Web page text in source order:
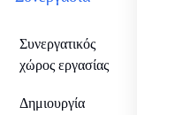
Συνεργατικός
χώρος εργασίας
Δημιουργία